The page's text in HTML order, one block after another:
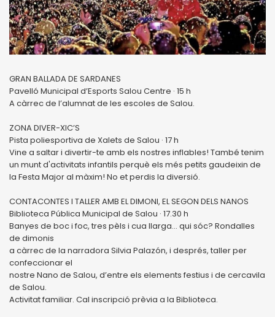
GRAN BALLADA DE SARDANES
Pavelló Municipal d’Esports Salou Centre · 15 h
A càrrec de l’alumnat de les escoles de Salou.
ZONA DIVER-XIC’S
Pista poliesportiva de Xalets de Salou · 17 h
Vine a saltar i divertir-te amb els nostres inflables! També tenim
un munt d'activitats infantils perquè els més petits gaudeixin de
la Festa Major al màxim! No et perdis la diversió.
CONTACONTES I TALLER AMB EL DIMONI, EL SEGON DELS NANOS
Biblioteca Pública Municipal de Salou · 17.30 h
Banyes de boc i foc, tres pèls i cua llarga... qui sóc? Rondalles
de dimonis
a càrrec de la narradora Silvia Palazón, i després, taller per
confeccionar el
nostre Nano de Salou, d’entre els elements festius i de cercavila
de Salou.
Activitat familiar. Cal inscripció prèvia a la Biblioteca.